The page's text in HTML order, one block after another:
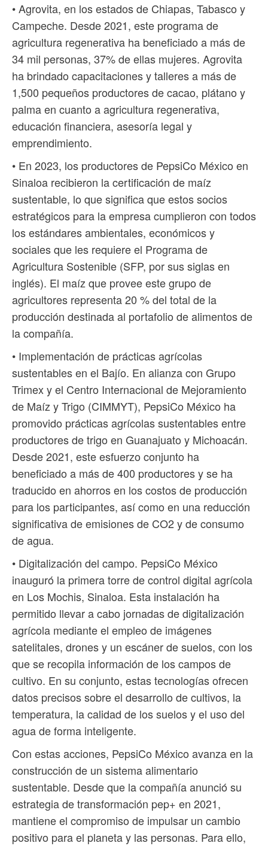
• Agrovita, en los estados de Chiapas, Tabasco y
Campeche. Desde 2021, este programa de
agricultura regenerativa ha beneficiado a más de
34 mil personas, 37% de ellas mujeres. Agrovita
ha brindado capacitaciones y talleres a más de
1,500 pequeños productores de cacao, plátano y
palma en cuanto a agricultura regenerativa,
educación financiera, asesoría legal y
emprendimiento.
• En 2023, los productores de PepsiCo México en
Sinaloa recibieron la certificación de maíz
sustentable, lo que significa que estos socios
estratégicos para la empresa cumplieron con todos
los estándares ambientales, económicos y
sociales que les requiere el Programa de
Agricultura Sostenible (SFP, por sus siglas en
inglés). El maíz que provee este grupo de
agricultores representa 20 % del total de la
producción destinada al portafolio de alimentos de
la compañía.
• Implementación de prácticas agrícolas
sustentables en el Bajío. En alianza con Grupo
Trimex y el Centro Internacional de Mejoramiento
de Maíz y Trigo (CIMMYT), PepsiCo México ha
promovido prácticas agrícolas sustentables entre
productores de trigo en Guanajuato y Michoacán.
Desde 2021, este esfuerzo conjunto ha
beneficiado a más de 400 productores y se ha
traducido en ahorros en los costos de producción
para los participantes, así como en una reducción
significativa de emisiones de CO2 y de consumo
de agua.
• Digitalización del campo. PepsiCo México
inauguró la primera torre de control digital agrícola
en Los Mochis, Sinaloa. Esta instalación ha
permitido llevar a cabo jornadas de digitalización
agrícola mediante el empleo de imágenes
satelitales, drones y un escáner de suelos, con los
que se recopila información de los campos de
cultivo. En su conjunto, estas tecnologías ofrecen
datos precisos sobre el desarrollo de cultivos, la
temperatura, la calidad de los suelos y el uso del
agua de forma inteligente.
Con estas acciones, PepsiCo México avanza en la
construcción de un sistema alimentario
sustentable. Desde que la compañía anunció su
estrategia de transformación pep+ en 2021,
mantiene el compromiso de impulsar un cambio
positivo para el planeta y las personas. Para ello,